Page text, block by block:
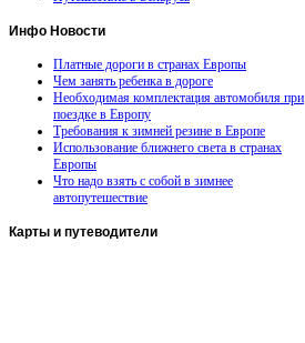
Инфо Новости
Платные дороги в странах Европы
Чем занять ребенка в дороге
Необходимая комплектация автомобиля при
поездке в Европу
Требования к зимней резине в Европе
Использование ближнего света в странах
Европы
Что надо взять с собой в зимнее
автопутешествие
Карты и путеводители